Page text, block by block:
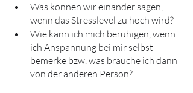
Was können wir einander sagen,
wenn das Stresslevel zu hoch wird?
Wie kann ich mich beruhigen, wenn
ich Anspannung bei mir selbst
bemerke bzw. was brauche ich dann
von der anderen Person?